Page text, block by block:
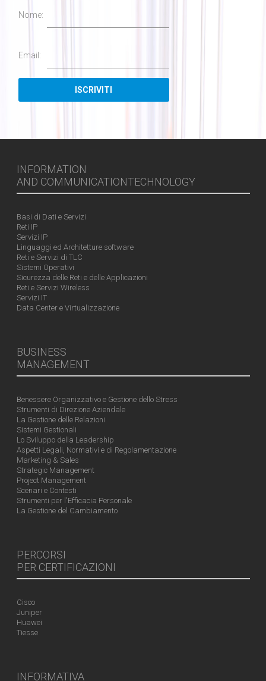
Nome:
Email:
INFORMATION
AND COMMUNICATIONTECHNOLOGY
Basi di Dati e Servizi
Reti IP
Servizi IP
Linguaggi ed Architetture software
Reti e Servizi di TLC
Sistemi Operativi
Sicurezza delle Reti e delle Applicazioni
Reti e Servizi Wireless
Servizi IT
Data Center e Virtualizzazione
BUSINESS
MANAGEMENT
Benessere Organizzativo e Gestione dello Stress
Strumenti di Direzione Aziendale
La Gestione delle Relazioni
Sistemi Gestionali
Lo Sviluppo della Leadership
Aspetti Legali, Normativi e di Regolamentazione
Marketing & Sales
Strategic Management
Project Management
Scenari e Contesti
Strumenti per l'Efficacia Personale
La Gestione del Cambiamento
PERCORSI
PER CERTIFICAZIONI
Cisco
Juniper
Huawei
Tiesse
INFORMATIVA